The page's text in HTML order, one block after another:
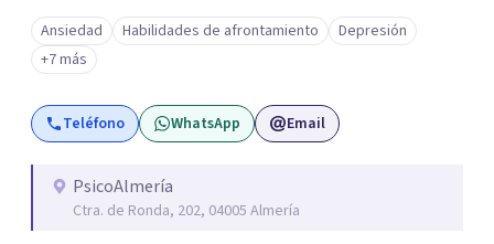
habilidades y desarrollo personal. ¡Tus objetivos son los
míos y juntos los alcanzaremos!. Mi objetivo principal es
que consigas el bienestar y equilibrio que buscas, siendo
consciente de que cada persona es diferente y por ello
inicialmente realizaremos una adecuada evaluación para
personalizado. Utilizo diferentes técnicas psicológicas
aunque mi especialidad es la hipnosis clínica, como
Ansiedad Habilidades de afrontamiento
Depresión
+7 más
Teléfono WhatsApp Email
PsicoAlmería
Ctra. de Ronda, 202, 04005 Almería